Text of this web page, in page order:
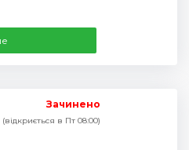
Зачинено
(відкриється в Пт 08:00)